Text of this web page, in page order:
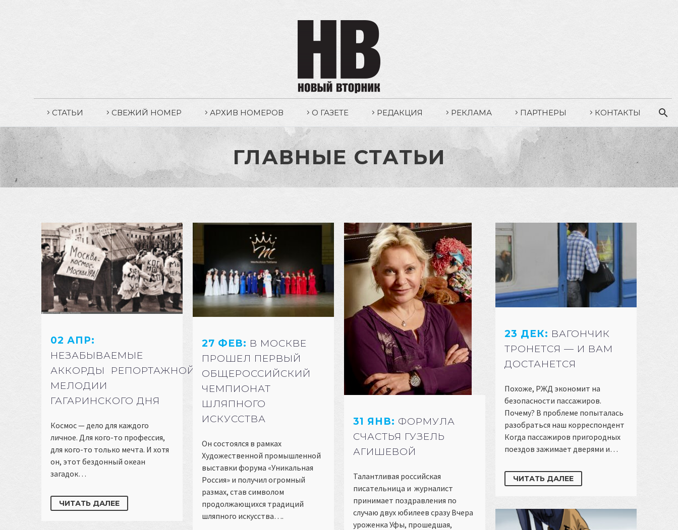
СТАТЬИ СВЕЖИЙ НОМЕР АРХИВ НОМЕРОВ О ГАЗЕТЕ РЕДАКЦИЯ РЕКЛАМА ПАРТНЕРЫ КОНТАКТЫ
ГЛАВНЫЕ СТАТЬИ
02 АПР:
НЕЗАБЫВАЕМЫЕ
АККОРДЫ РЕПОРТАЖНОЙ
МЕЛОДИИ
ГАГАРИНСКОГО ДНЯ
Космос — дело для каждого
личное. Для кого-то профессия,
для кого-то только мечта. И хотя
он, этот бездонный океан
загадок…
ЧИТАТЬ ДАЛЕЕ
27 ФЕВ: В МОСКВЕ
ПРОШЕЛ ПЕРВЫЙ
ОБЩЕРОССИЙСКИЙ
ЧЕМПИОНАТ
ШЛЯПНОГО
ИСКУССТВА
Он состоялся в рамках
Художественной промышленной
выставки форума «Уникальная
Россия» и получил огромный
размах, став символом
продолжающихся традиций
шляпного искусства….
31 ЯНВ: ФОРМУЛА
СЧАСТЬЯ ГУЗЕЛЬ
АГИШЕВОЙ
Талантливая российская
писательница и журналист
принимает поздравления по
случаю двух юбилеев сразу Вчера
уроженка Уфы, прошедшая,
23 ДЕК: ВАГОНЧИК
ТРОНЕТСЯ — И ВАМ
ДОСТАНЕТСЯ
Похоже, РЖД экономит на
безопасности пассажиров.
Почему? В проблеме попыталась
разобраться наш корреспондент
Когда пассажиров пригородных
поездов зажимает дверями и…
ЧИТАТЬ ДАЛЕЕ